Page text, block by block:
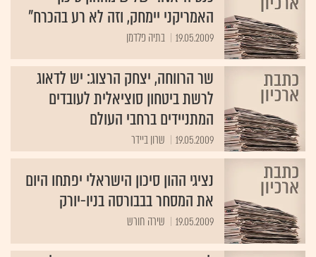
האמריקני יימחק, וזה לא רע בהכרח"
19.05.2009 בתיה פלדמן
שר הרווחה, יצחק הרצוג: יש לדאוג
לרשת ביטחון סוציאלית לעובדים
המתניידים ברחבי העולם
19.05.2009 שרון ביידר
נציגי ההון סיכון הישראלי יפתחו היום
את המסחר בבבורסה בניו-יורק
19.05.2009 שירה חורש